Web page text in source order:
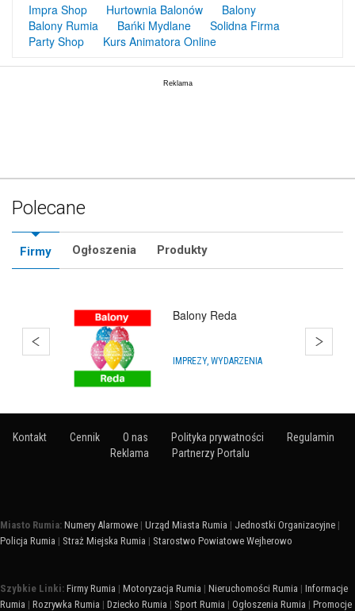
Impra Shop
Hurtownia Balonów
Balony
Balony Rumia
Bańki Mydlane
Solidna Firma
Party Shop
Kurs Animatora Online
Polecane
Firmy Ogłoszenia Produkty
Balony Gdynia Chylonia
IMPREZY, WYDARZENIA
Kontakt Cennik O nas Polityka prywatności
Regulamin
Reklama
Partnerzy Portalu
Miasto Rumia: Numery Alarmowe | Urząd Miasta Rumia | Jednostki Organizacyjne |
Policja Rumia | Straż Miejska Rumia | Starostwo Powiatowe Wejherowo
Szybkie Linki: Firmy Rumia | Motoryzacja Rumia | Nieruchomości Rumia | Informacje
Rumia | Rozrywka Rumia | Dziecko Rumia | Sport Rumia | Ogłoszenia Rumia | Promocje